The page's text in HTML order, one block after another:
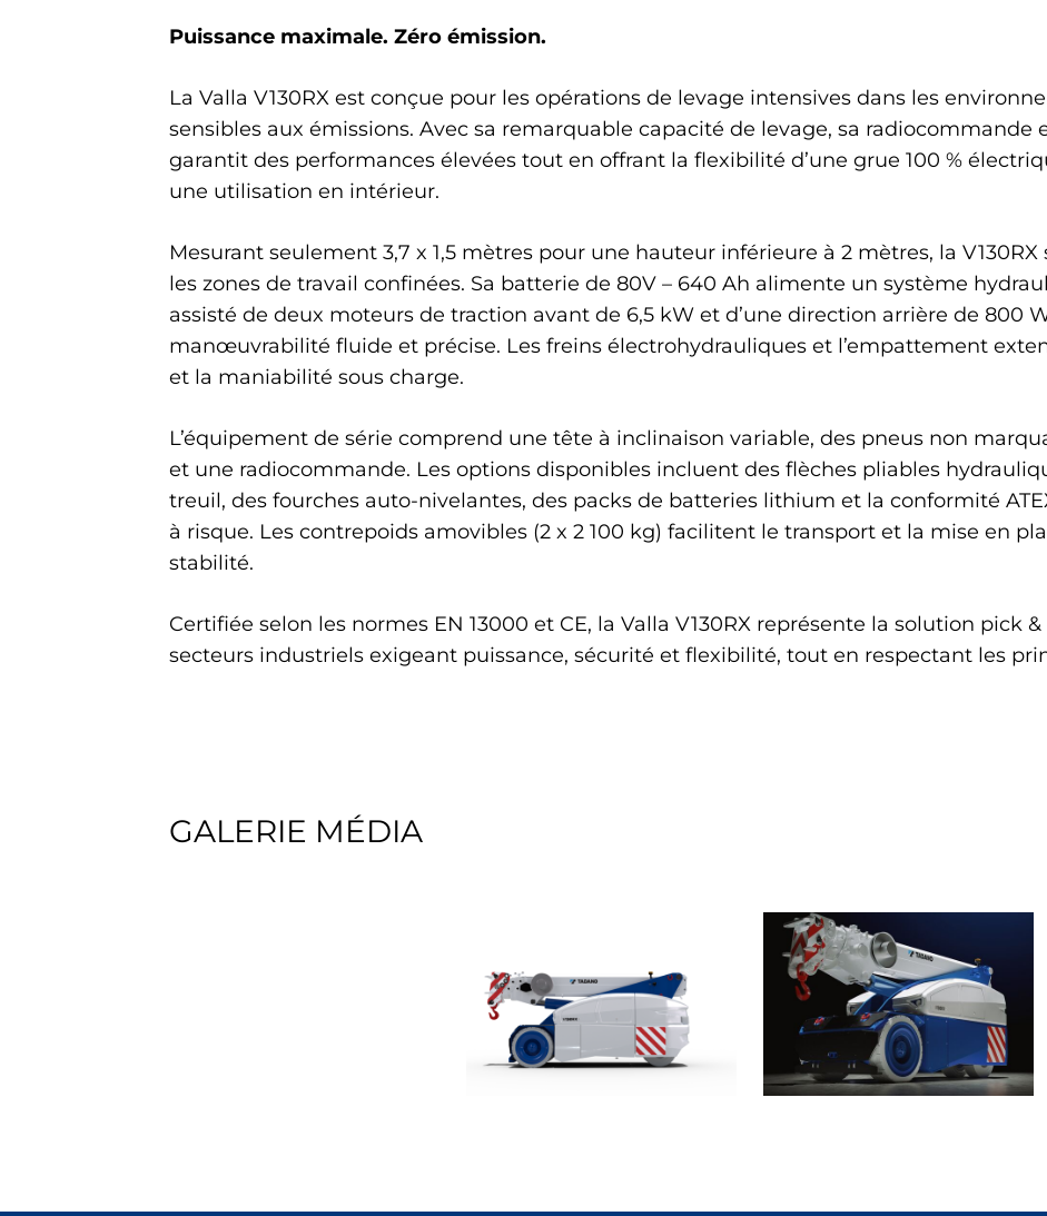
Puissance maximale. Zéro émission.
La Valla V130RX est conçue pour les opérations de levage intensives dans les
sensibles aux émissions. Avec sa remarquable capacité de levage, sa radiocommande
garantit des performances élevées tout en offrant la flexibilité d’une grue 100 %
une utilisation en intérieur.
Mesurant seulement 3,7 x 1,5 mètres pour une hauteur inférieure à 2 mètres, la
les zones de travail confinées. Sa batterie de 80V – 640 Ah alimente un système
assisté de deux moteurs de traction avant de 6,5 kW et d’une direction arrière de 800
manœuvrabilité fluide et précise. Les freins électrohydrauliques et l’empattement
et la maniabilité sous charge.
L’équipement de série comprend une tête à inclinaison variable, des pneus non
et une radiocommande. Les options disponibles incluent des flèches pliables
treuil, des fourches auto-nivelantes, des packs de batteries lithium et la conformité
à risque. Les contrepoids amovibles (2 x 2 100 kg) facilitent le transport et la mise en
stabilité.
Certifiée selon les normes EN 13000 et CE, la Valla V130RX représente la solution pick
secteurs industriels exigeant puissance, sécurité et flexibilité, tout en respectant les
GALERIE MÉDIA